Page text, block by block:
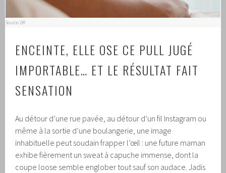
Source: DR
ENCEINTE, ELLE OSE CE PULL JUGÉ
IMPORTABLE… ET LE RÉSULTAT FAIT
SENSATION
Au détour d’une rue pavée, au détour d’un fil Instagram ou
même à la sortie d’une boulangerie, une image
inhabituelle peut soudain frapper l’œil : une future maman
exhibe fièrement un sweat à capuche immense, dont la
coupe loose semble englober tout sauf son audace. Jadis